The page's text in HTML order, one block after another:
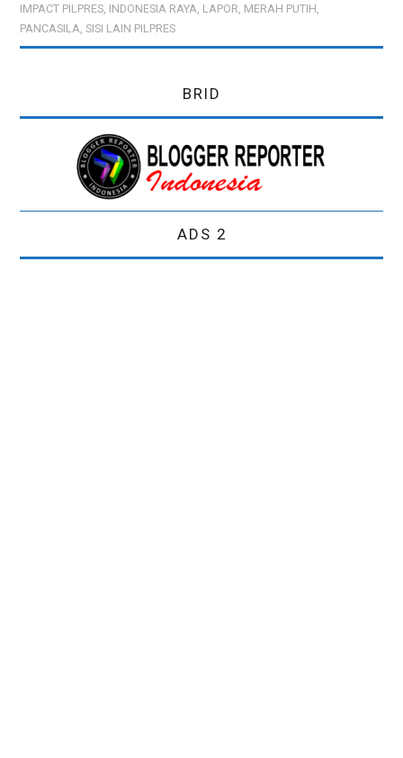
WEDDING AND
IMPACT PILPRES INDONESIA RAYA LAPOR MERAH PUTIH
PANCASILA ,SISI LAIN PILPRES
BRID
ADS 2